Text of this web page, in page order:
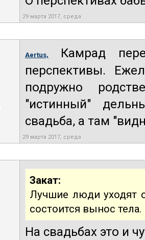
29 марта 2017, среда
Aertus,
Камрад
перспективы.
подружно
"истинный"
свадьба, а там
29 марта 2017, среда
Закат:
Лучшие люди уходят
состоится вынос тела.
На свадьбах это и